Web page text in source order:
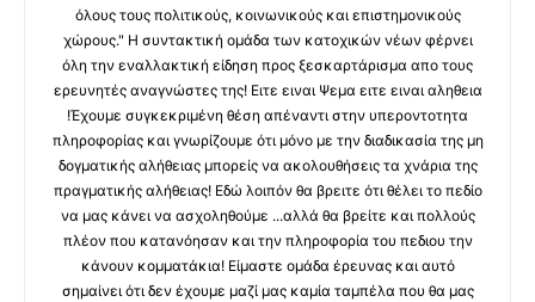
όλους τους πολιτικούς, κοινωνικούς και επιστημονικούς
χώρους." Η συντακτική ομάδα των κατοχικών νέων φέρνει
όλη την εναλλακτική είδηση προς ξεσκαρτάρισμα απο τους
ερευνητές αναγνώστες της! Ειτε ειναι Ψεμα ειτε ειναι αληθεια
!Έχουμε συγκεκριμένη θέση απέναντι στην υπεροντοτητα
πληροφορίας και γνωρίζουμε ότι μόνο με την διαδικασία της μη
δογματικής αλήθειας μπορείς να ακολουθήσεις τα χνάρια της
πραγματικής αλήθειας! Εδώ λοιπόν θα βρειτε ότι θέλει το πεδίο
να μας κάνει να ασχοληθούμε ...αλλά θα βρείτε και πολλούς
πλέον που κατανόησαν και την πληροφορία του πεδιου την
κάνουν κομματάκια! Είμαστε ομάδα έρευνας και αυτό
σημαίνει ότι δεν έχουμε μαζί μας καμία ταμπέλα που θα μας